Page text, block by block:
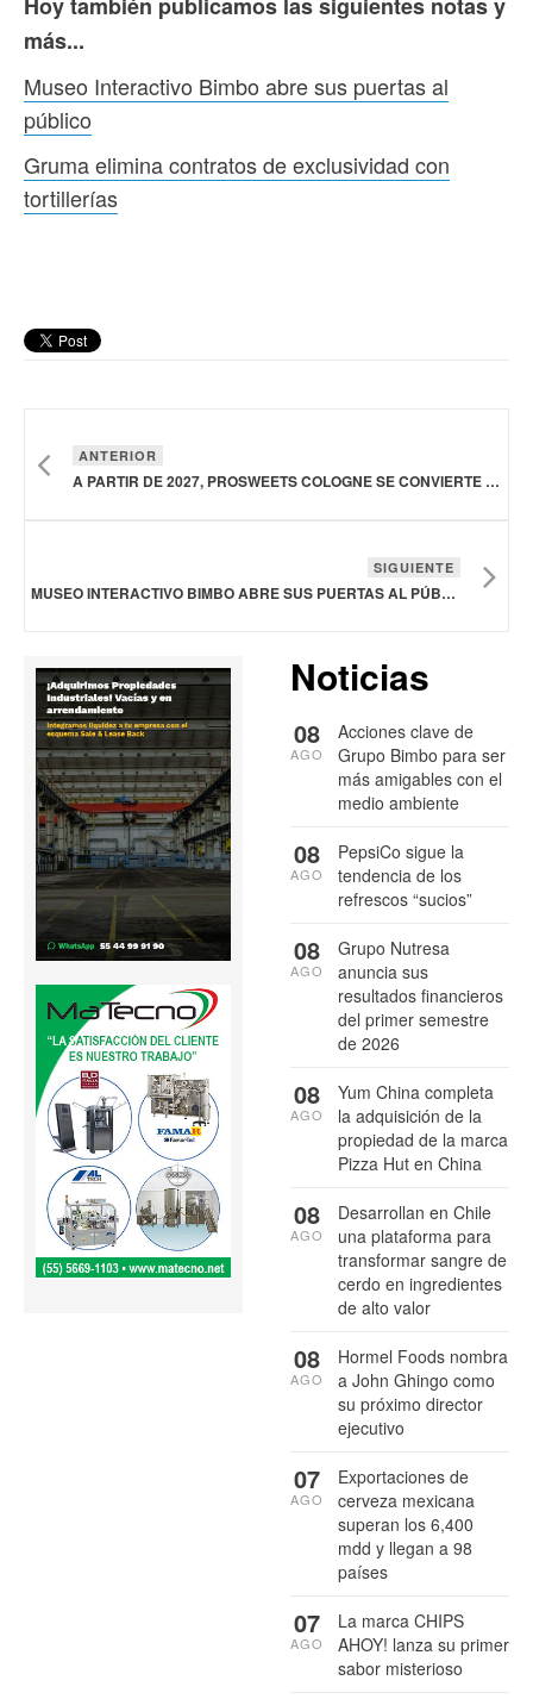
más...
Museo Interactivo Bimbo abre sus puertas al
público
Gruma elimina contratos de exclusividad con
tortillerías
ANTERIOR
A PARTIR DE 2027, PROSWEETS COLOGNE SE CONVIERTE EN ISM MANUFACTURING
SIGUIENTE
MUSEO INTERACTIVO BIMBO ABRE SUS PUERTAS AL PÚBLICO
Noticias
Acciones clave de
Grupo Bimbo para ser
más amigables con el
medio ambiente
08
AGO
PepsiCo sigue la
tendencia de los
refrescos “sucios”
08
AGO
Grupo Nutresa
anuncia sus
resultados financieros
del primer semestre
de 2026
08
AGO
Yum China completa
la adquisición de la
propiedad de la marca
Pizza Hut en China
08
AGO
Desarrollan en Chile
una plataforma para
transformar sangre de
cerdo en ingredientes
de alto valor
08
AGO
Hormel Foods nombra
a John Ghingo como
su próximo director
ejecutivo
08
AGO
Exportaciones de
cerveza mexicana
superan los 6,400
mdd y llegan a 98
países
07
AGO
La marca CHIPS
AHOY! lanza su primer
sabor misterioso
07
AGO